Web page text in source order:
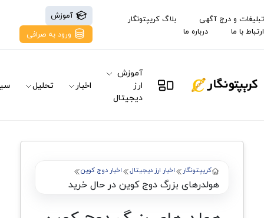
تبلیغات و درج آگهی
بلاگ کریپتونگار
ارتباط با ما
درباره ما
آموزش
ورود به صرافی
آموزش
ارز
دیجیتال
اخبار تحلیل
کریپتونگار اخبار ارز دیجیتال اخبار دوج کوین
هولدرهای بزرگ دوج کوین در حال خرید